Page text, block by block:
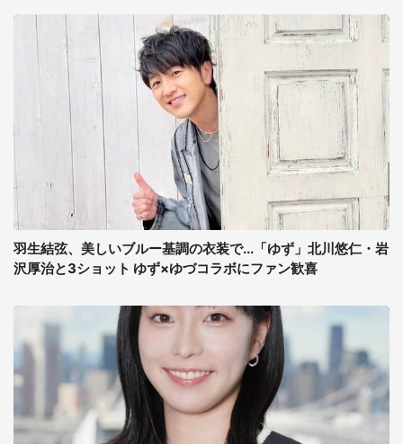
羽生結弦、美しいブルー基調の衣装で...「ゆず」北川悠仁・岩
沢厚治と3ショット ゆず×ゆづコラボにファン歓喜